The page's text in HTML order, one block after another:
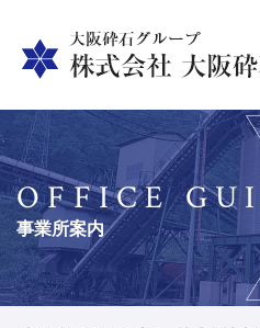
OFFICE
事業所案内